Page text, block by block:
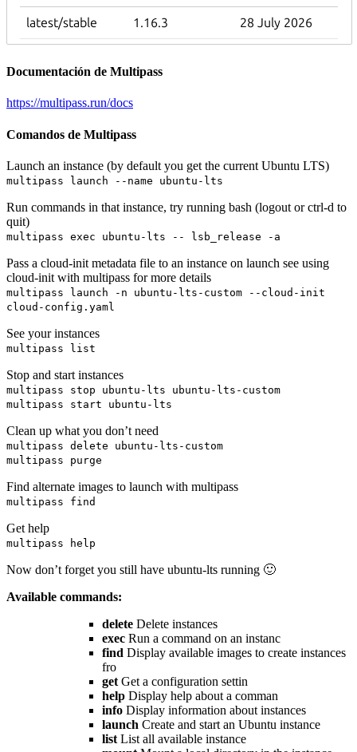
Documentación de Multipass
https://multipass.run/docs
Comandos de Multipass
Launch an instance (by default you get the current Ubuntu LTS)
multipass launch --name ubuntu-lts
Run commands in that instance, try running bash (logout or ctrl-d to
quit)
multipass exec ubuntu-lts -- lsb_release -a
Pass a cloud-init metadata file to an instance on launch see using
cloud-init with multipass for more details
multipass launch -n ubuntu-lts-custom --cloud-init
cloud-config.yaml
See your instances
multipass list
Stop and start instances
multipass stop ubuntu-lts ubuntu-lts-custom
multipass start ubuntu-lts
Clean up what you don’t need
multipass delete ubuntu-lts-custom
multipass purge
Find alternate images to launch with multipass
multipass find
Get help
multipass help
Now don’t forget you still have ubuntu-lts running 🙂
Available commands:
delete Delete instances
exec Run a command on an instanc
find Display available images to create instances
fro
get Get a configuration settin
help Display help about a comman
info Display information about instances
launch Create and start an Ubuntu instance
list List all available instance